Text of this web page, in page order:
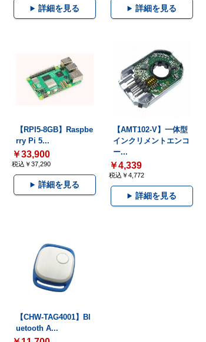
詳細を見る 詳細を見る
【RPI5-8GB】Raspbe
rry Pi 5...
￥33,900
税込￥37,290
詳細を見る
【AMT102-V】一体型
インクリメントエンコ
ー...
￥4,339
税込￥4,772
詳細を見る
【CHW-TAG4001】Bl
uetooth A...